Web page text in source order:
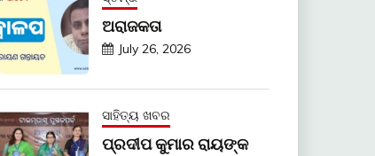
ଅରାଜକତା
July 26, 2026
ସାହିତ୍ୟ ଖବର
ପ୍ରଦୀପ କୁମାର ରାୟଙ୍କ